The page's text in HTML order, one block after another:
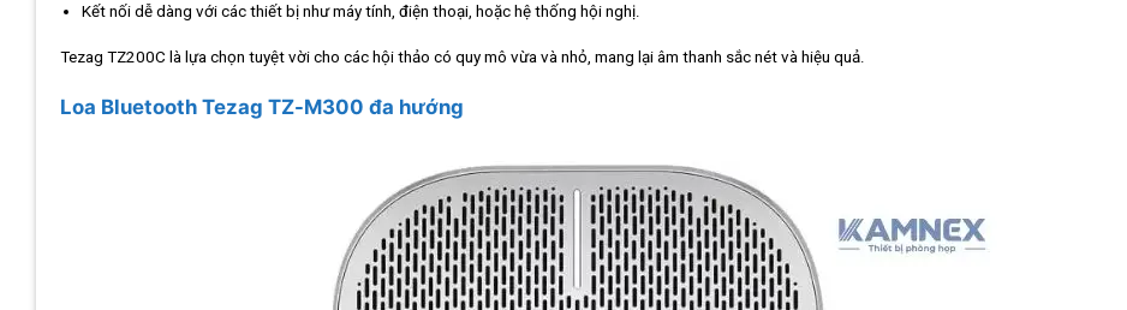
Kết nối dễ dàng với các thiết bị như máy tính, điện thoại, hoặc hệ thống hội nghị.
Tezag TZ200C là lựa chọn tuyệt vời cho các hội thảo có quy mô vừa và nhỏ, mang lại âm thanh sắc nét và hiệu quả.
Loa Bluetooth Tezag TZ-M300 đa hướng